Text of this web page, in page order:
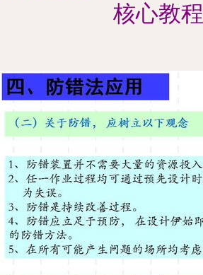
核心教程